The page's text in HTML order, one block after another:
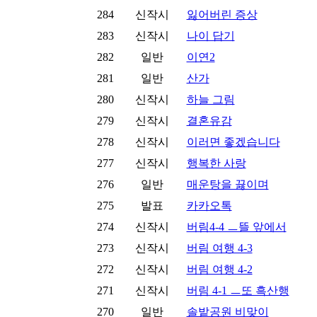
284
신작시
잃어버린 증상
283
신작시
나이 답기
282
일반
이연2
281
일반
산가
280
신작시
하늘 그림
279
신작시
결혼유감
278
신작시
이러면 좋겠습니다
277
신작시
행복한 사랑
276
일반
매운탕을 끓이며
275
발표
카카오톡
274
신작시
버림4-4 ㅡ뜰 앞에서
273
신작시
버림 여행 4-3
272
신작시
버림 여행 4-2
271
신작시
버림 4-1 ㅡ또 흑산행
270
일반
솔밭공원 비맞이